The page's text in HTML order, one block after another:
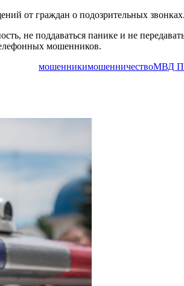
от граждан о подозрительных
не поддаваться панике и не
мошенников.
мошенникимошенничествоМВД